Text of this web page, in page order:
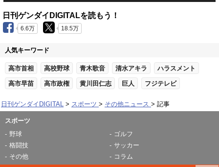
日刊ゲンダイDIGITALを読もう！
6.6万 18.5万
人気キーワード
高市首相 高校野球 青木歌音 清水アキラ ハラスメント
高市早苗 高市政権 黄川田仁志 巨人 フジテレビ
日刊ゲンダイDIGITAL スポーツ その他ニュース 記事
スポーツ
野球
ゴルフ
格闘技
サッカー
その他
コラム